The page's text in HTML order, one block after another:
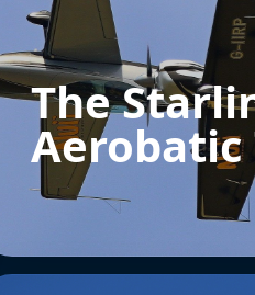
The
Aerobatic